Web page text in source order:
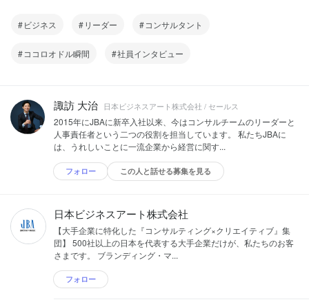
ビジネス リーダー コンサルタント
ココロオドル瞬間 社員インタビュー
諏訪 大治 日本ビジネスアート株式会社 / セールス
2015年にJBAに新卒入社以来、今はコンサルチームのリーダーと
人事責任者という二つの役割を担当しています。 私たちJBAに
は、うれしいことに一流企業から経営に関す...
フォロー この人と話せる募集を見る
日本ビジネスアート株式会社
【大手企業に特化した『コンサルティング×クリエイティブ』集
団】 500社以上の日本を代表する大手企業だけが、私たちのお客
さまです。 ブランディング・マ...
フォロー